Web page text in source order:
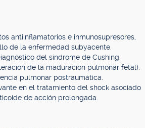
antiinflamatorios e inmunosupresores,
de la enfermedad subyacente.
del síndrome de Cushing.
de la maduración pulmonar fetal).
pulmonar postraumática.
en el tratamiento del shock asociado
de acción prolongada.